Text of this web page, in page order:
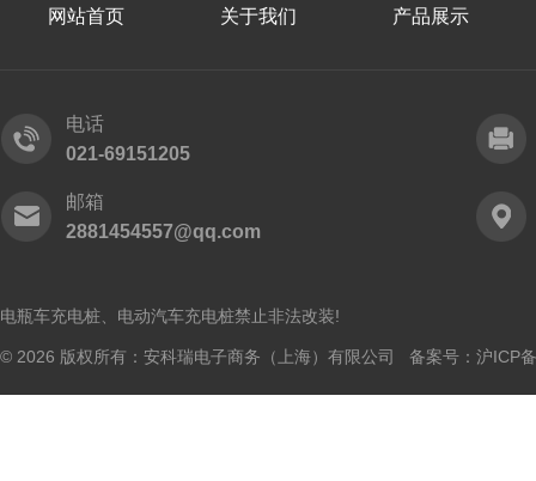
网站首页 关于我们 产品展示
电话
021-69151205
邮箱
2881454557@qq.com
电瓶车充电桩、电动汽车充电桩禁止非法改装!
© 2026 版权所有：安科瑞电子商务（上海）有限公司 备案号： 沪ICP